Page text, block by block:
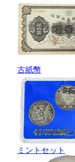
古紙幣
ミントセット